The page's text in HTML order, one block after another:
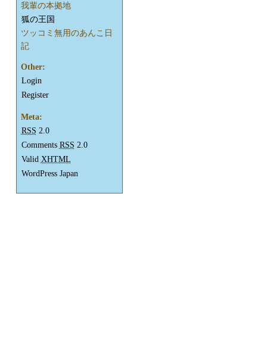
我輩の本拠地
狐の王国
ツッコミ無用のあんこ日
記
Other:
Login
Register
Meta:
RSS 2.0
Comments RSS 2.0
Valid XHTML
WordPress Japan